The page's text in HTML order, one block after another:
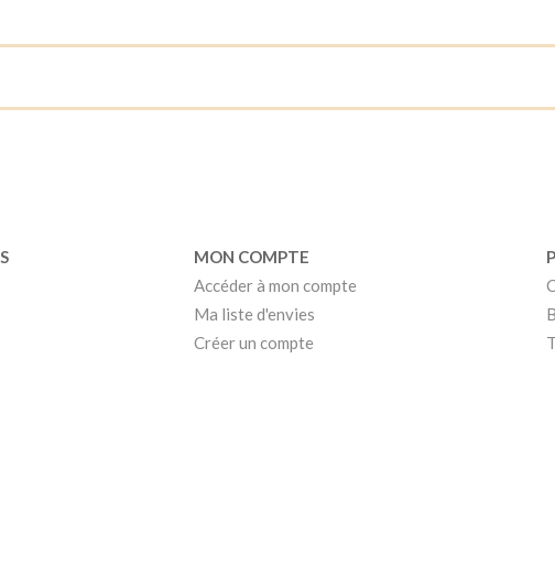
MON COMPTE
Accéder à mon compte
Ma liste d'envies
Créer un compte